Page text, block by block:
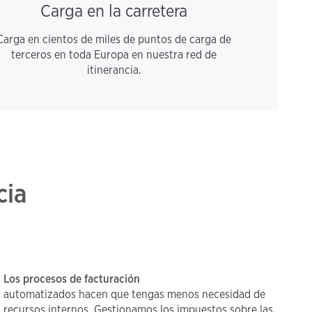
Carga en la carretera
en cientos de miles de puntos de carga de
terceros en toda Europa en nuestra red de
itinerancia.
Los procesos de facturación
automatizados hacen que tengas menos necesidad de